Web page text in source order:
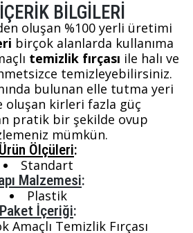
BİLGİLERİ
oluşan %100 yerli üretimi
birçok alanlarda kullanıma
temizlik fırçası ile halı ve
temizleyebilirsiniz.
bulunan elle tutma yeri
oluşan kirleri fazla güç
pratik bir şekilde ovup
mümkün.
Ürün Ölçüleri:
Standart
Malzemesi:
Plastik
Paket İçeriği:
Amaçlı Temizlik Fırçası